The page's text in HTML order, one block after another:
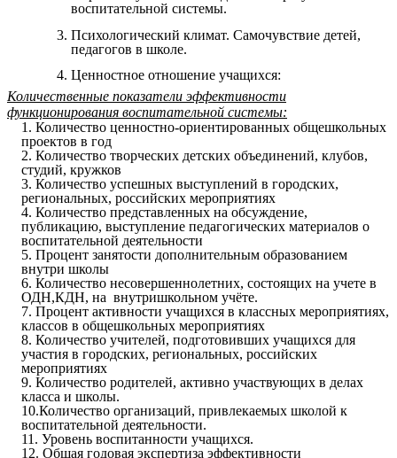
воспитательной системы.
Психологический климат. Самочувствие детей,
педагогов в школе.
Ценностное отношение учащихся:
Количественные показатели эффективности
функционирования воспитательной системы:
1. Количество ценностно-ориентированных общешкольных
проектов в год
2. Количество творческих детских объединений, клубов,
студий, кружков
3. Количество успешных выступлений в городских,
региональных, российских мероприятиях
4. Количество представленных на обсуждение,
публикацию, выступление педагогических материалов о
воспитательной деятельности
5. Процент занятости дополнительным образованием
внутри школы
6. Количество несовершеннолетних, состоящих на учете в
ОДН,КДН, на внутришкольном учёте.
7. Процент активности учащихся в классных мероприятиях,
классов в общешкольных мероприятиях
8. Количество учителей, подготовивших учащихся для
участия в городских, региональных, российских
мероприятиях
9. Количество родителей, активно участвующих в делах
класса и школы.
10.Количество организаций, привлекаемых школой к
воспитательной деятельности.
11. Уровень воспитанности учащихся.
12. Общая годовая экспертиза эффективности